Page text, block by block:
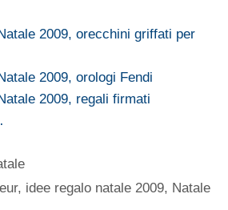
2009, orecchini griffati per
2009, orologi Fendi
2009, regali firmati
, idee regalo natale 2009, Natale